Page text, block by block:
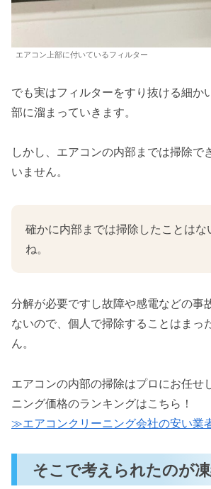
エアコン上部に付いているフィルター
でも実はフィルターをすり抜ける細か
部に溜まっていきます。
しかし、エアコンの内部までは掃除で
いません。
確かに内部までは掃除したことはな
ね。
分解が必要ですし故障や感電などの事
ないので、個人で掃除することはまっ
ん。
エアコンの内部の掃除はプロにお任せ
ニング価格のランキングはこちら！
≫エアコンクリーニング会社の安い業
そこで考えられたのが